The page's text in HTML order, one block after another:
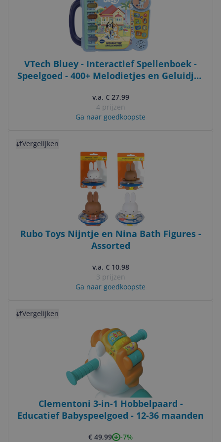
VTech Bluey - Interactief Spellenboek -
Speelgoed - 400+ Melodietjes en Geluidjes
v.a. € 27,99
4 prijzen
Ga naar goedkoopste
Vergelijken
Rubo Toys Nijntje en Nina Bath Figures -
Assorted
v.a. € 10,98
3 prijzen
Ga naar goedkoopste
Vergelijken
Clementoni 3-in-1 Hobbelpaard -
Educatief Babyspeelgoed - 12-36 maanden
€ 49,99 -7%